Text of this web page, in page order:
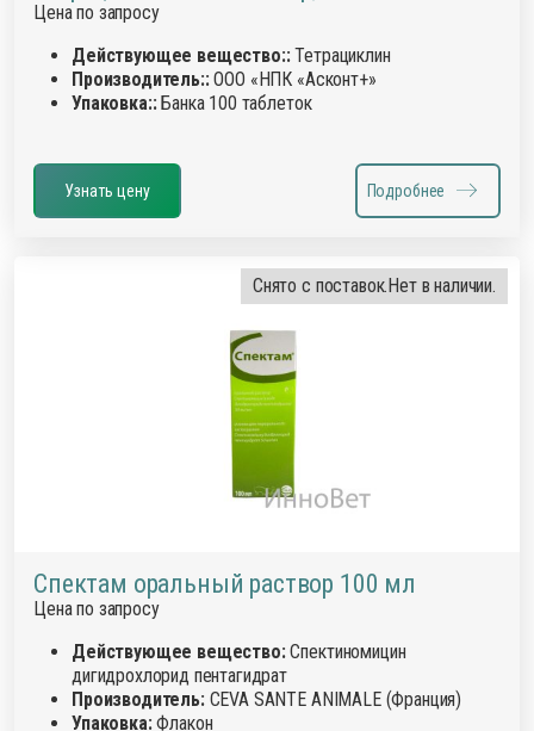
Цена по запросу
Действующее вещество::Тетрациклин
Производитель::ООО «НПК «Асконт+»
Упаковка::Банка 100 таблеток
Узнать цену Подробнее
Снято с поставок.Нет в наличии.
Спектам оральный раствор 100 мл
Цена по запросу
Действующее вещество:Спектиномицин
дигидрохлорид пентагидрат
Производитель:CEVA SANTE ANIMALE (Франция)
Упаковка:Флакон